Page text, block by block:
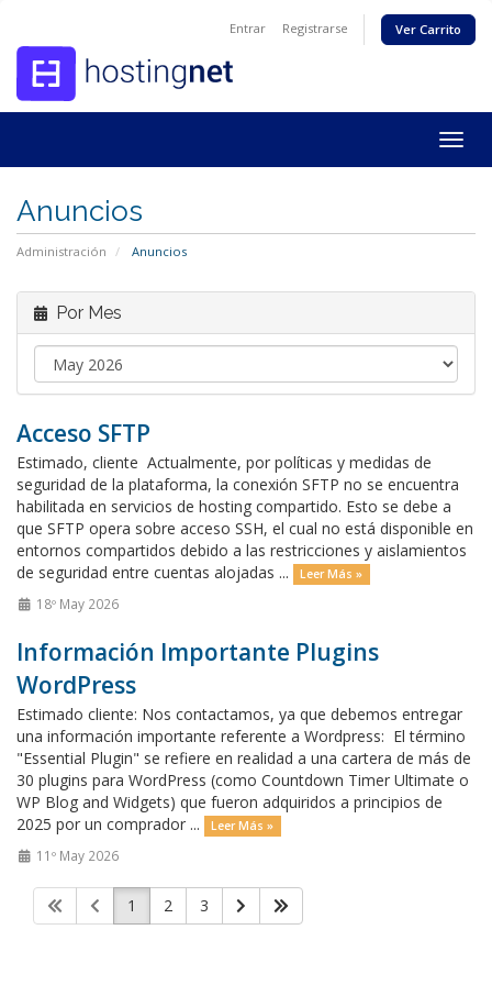
Entrar Registrarse Ver Carrito
Anuncios
Administración Anuncios
Por Mes
Acceso SFTP
Estimado, cliente Actualmente, por políticas y medidas de
seguridad de la plataforma, la conexión SFTP no se encuentra
habilitada en servicios de hosting compartido. Esto se debe a
que SFTP opera sobre acceso SSH, el cual no está disponible en
entornos compartidos debido a las restricciones y aislamientos
de seguridad entre cuentas alojadas ...
Leer Más »
18º May 2026
Información Importante Plugins
WordPress
Estimado cliente: Nos contactamos, ya que debemos entregar
una información importante referente a Wordpress: El término
"Essential Plugin" se refiere en realidad a una cartera de más de
30 plugins para WordPress (como Countdown Timer Ultimate o
WP Blog and Widgets) que fueron adquiridos a principios de
2025 por un comprador ...
Leer Más »
11º May 2026
1 2 3